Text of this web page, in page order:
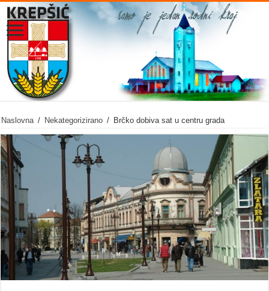
Naslovna / Nekategorizirano / Brčko dobiva sat u centru grada